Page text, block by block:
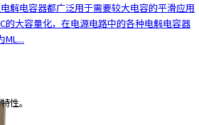
解电容器都广泛用于需要较大电容的平滑应用
的大容量化，在电源电路中的各种电解电容器
ML...
性。